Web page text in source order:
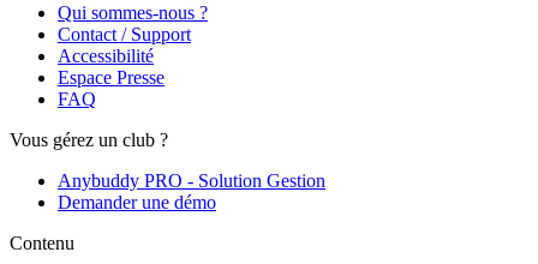
Qui sommes-nous ?
Contact / Support
Accessibilité
Espace Presse
FAQ
Vous gérez un club ?
Anybuddy PRO - Solution Gestion
Demander une démo
Contenu